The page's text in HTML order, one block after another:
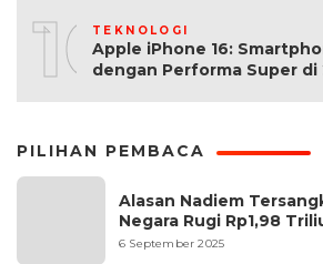
10TEKNOLOGI
Apple iPhone 16:
dengan Performa Super di
PILIHAN PEMBACA
Alasan Nadiem
Negara Rugi Rp1,98
6 September 2025